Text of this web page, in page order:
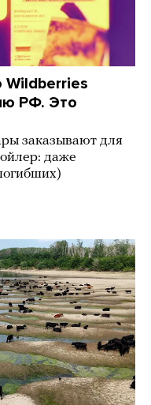
Wildberries
РФ. Это
заказывают для
даже